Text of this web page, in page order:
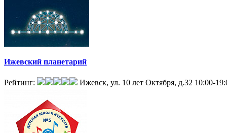
Ижевский планетарий
Рейтинг: Ижевск, ул. 10 лет Октября, д.32 10:00-